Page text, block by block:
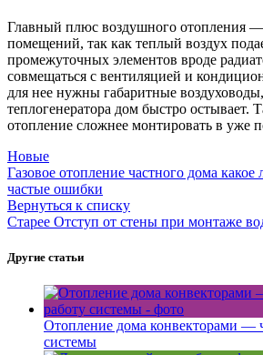
Главный плюс воздушного отопления
помещений, так как теплый воздух
промежуточных элементов вроде
совмещаться с вентиляцией и
для нее нужны габаритные
теплогенератора дом быстро остывает.
отопление сложнее монтировать в уже
Новые
Газовое отопление частного дома
частые ошибки
Вернуться к списку
Старее Отступ от стены при монтаже
Другие статьи
Отопление дома конвекторами —
системы